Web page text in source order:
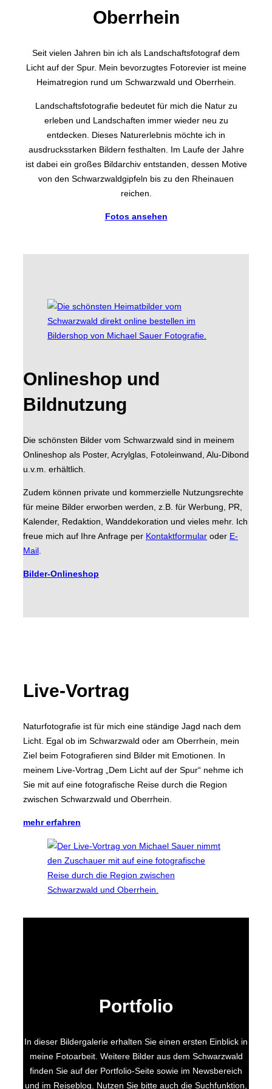
Oberrhein
Seit vielen Jahren bin ich als Landschaftsfotograf dem
Licht auf der Spur. Mein bevorzugtes Fotorevier ist meine
Heimatregion rund um Schwarzwald und Oberrhein.
Landschaftsfotografie bedeutet für mich die Natur zu
erleben und Landschaften immer wieder neu zu
entdecken. Dieses Naturerlebnis möchte ich in
ausdrucksstarken Bildern festhalten. Im Laufe der Jahre
ist dabei ein großes Bildarchiv entstanden, dessen Motive
von den Schwarzwaldgipfeln bis zu den Rheinauen
reichen.
Fotos ansehen
Onlineshop und
Bildnutzung
Die schönsten Bilder vom Schwarzwald sind in meinem
Onlineshop als Poster, Acrylglas, Fotoleinwand, Alu-Dibond
u.v.m. erhältlich.
Zudem können private und kommerzielle Nutzungsrechte
für meine Bilder erworben werden, z.B. für Werbung, PR,
Kalender, Redaktion, Wanddekoration und vieles mehr. Ich
freue mich auf Ihre Anfrage per Kontaktformular oder E-
Mail
Bilder-Onlineshop
Live-Vortrag
Naturfotografie ist für mich eine ständige Jagd nach dem
Licht. Egal ob im Schwarzwald oder am Oberrhein, mein
Ziel beim Fotografieren sind Bilder mit Emotionen. In
meinem Live-Vortrag „Dem Licht auf der Spur“ nehme ich
Sie mit auf eine fotografische Reise durch die Region
zwischen Schwarzwald und Oberrhein.
mehr erfahren
Portfolio
In dieser Bildergalerie erhalten Sie einen ersten Einblick in
meine Fotoarbeit. Weitere Bilder aus dem Schwarzwald
finden Sie auf der Portfolio-Seite sowie im Newsbereich
und im Reiseblog. Nutzen Sie bitte auch die Suchfunktion,